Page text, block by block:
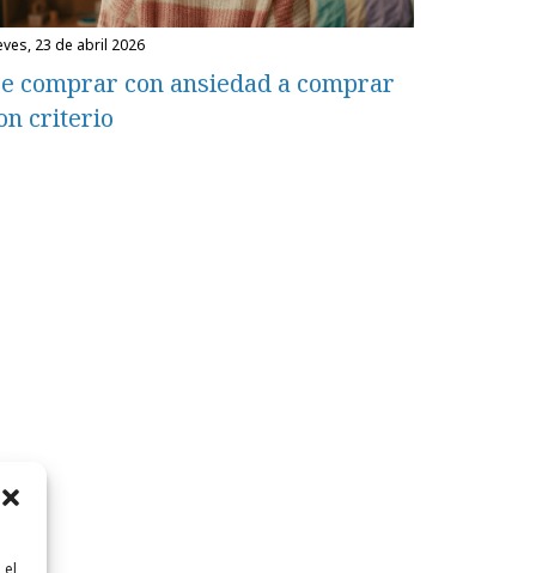
el
23 de abril 2026
comprar con ansiedad a comprar
criterio